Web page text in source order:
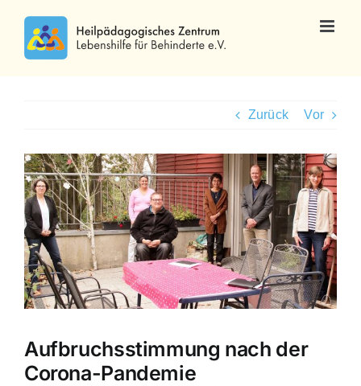
springen
Zurück Vor
Zeige
grösseres
Bild
Aufbruchsstimmung nach der
Corona-Pandemie